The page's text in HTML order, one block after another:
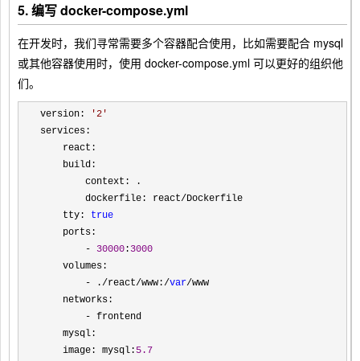
5. 编写 docker-compose.yml
在开发时，我们寻常需要多个容器配合使用，比如需要配合 mysql
或其他容器使用时，使用 docker-compose.yml 可以更好的组织他
们。
version: '2 '
services:
    react:
    build:
        context: .
        dockerfile: react
/Dockerfile
    tty:
true
    ports:
- 30000 : 3000
    volumes:
- ./react/www:/var/www
    networks:
- frontend
    mysql:
    image: mysql:
5.7